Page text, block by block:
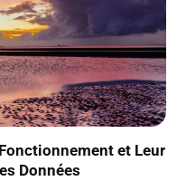
et Leur
Données